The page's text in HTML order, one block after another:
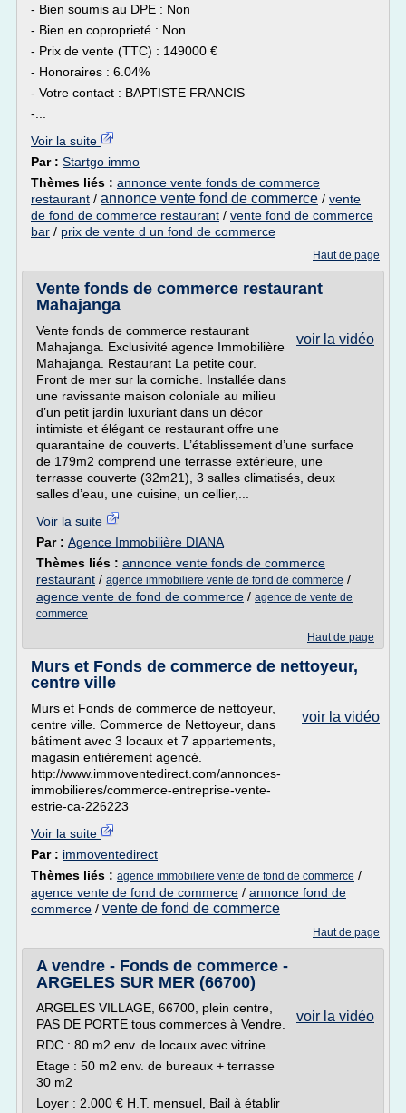
- Bien soumis au DPE : Non
- Bien en coproprieté : Non
- Prix de vente (TTC) : 149000 €
- Honoraires : 6.04%
- Votre contact : BAPTISTE FRANCIS
-...
Voir la suite
Par : Startgo immo
Thèmes liés : annonce vente fonds de commerce
restaurant / annonce vente fond de commerce / vente
de fond de commerce restaurant / vente fond de commerce
bar / prix de vente d un fond de commerce
Haut de page
Vente fonds de commerce restaurant
Mahajanga
voir la vidéo
Vente fonds de commerce restaurant
Mahajanga. Exclusivité agence Immobilière
Mahajanga. Restaurant La petite cour.
Front de mer sur la corniche. Installée dans
une ravissante maison coloniale au milieu
d’un petit jardin luxuriant dans un décor
intimiste et élégant ce restaurant offre une
quarantaine de couverts. L’établissement d’une surface
de 179m2 comprend une terrasse extérieure, une
terrasse couverte (32m21), 3 salles climatisés, deux
salles d’eau, une cuisine, un cellier,...
Voir la suite
Par : Agence Immobilière DIANA
Thèmes liés : annonce vente fonds de commerce
restaurant / agence immobiliere vente de fond de commerce /
agence vente de fond de commerce / agence de vente de
commerce
Haut de page
Murs et Fonds de commerce de nettoyeur,
centre ville
voir la vidéo
Murs et Fonds de commerce de nettoyeur,
centre ville. Commerce de Nettoyeur, dans
bâtiment avec 3 locaux et 7 appartements,
magasin entièrement agencé.
http://www.immoventedirect.com/annonces-
immobilieres/commerce-entreprise-vente-
estrie-ca-226223
Voir la suite
Par : immoventedirect
Thèmes liés : agence immobiliere vente de fond de commerce /
agence vente de fond de commerce / annonce fond de
commerce / vente de fond de commerce
Haut de page
A vendre - Fonds de commerce -
ARGELES SUR MER (66700)
voir la vidéo
ARGELES VILLAGE, 66700, plein centre,
PAS DE PORTE tous commerces à Vendre.
RDC : 80 m2 env. de locaux avec vitrine
Etage : 50 m2 env. de bureaux + terrasse
30 m2
Loyer : 2.000 € H.T. mensuel, Bail à établir